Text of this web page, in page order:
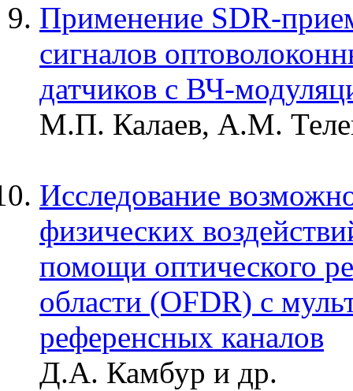
Применение SDR-
сигналов
датчиков с ВЧ-
М.П. Калаев, А.М.
Исследование
физических
помощи оптического
области (OFDR) с
референсных каналов
Д.А. Камбур и др.